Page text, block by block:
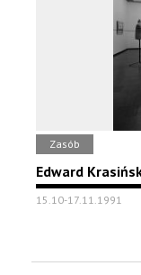
Zasób
Edward
15.10-17.11.1991